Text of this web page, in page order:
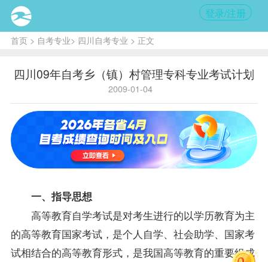
登录/注册
首页> 自考专业> 四川自考专业 > 正文
四川09年自考乡（镇）村管理专科专业考试计划
2009-01-04
一、 指导思想
高等教育自学考试是对考生进行的以学历教育为主
的高等教育国家考试，是个人自学、社会助学、国家考
试相结合的高等教育形式，是我国高等教育的重要组成